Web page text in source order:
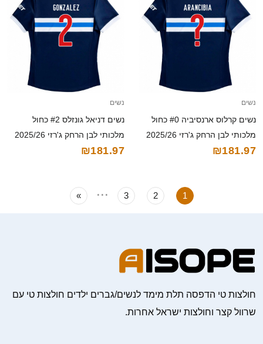
נשים
נשים קרלוס ארנסיביה #0 כחול
מלכותי לבן הרחק ג'רזי 2025/26
חולצה קצרה
₪181.97
נשים
נשים דניאל גונזלס #2 כחול
מלכותי לבן הרחק ג'רזי 2025/26
חולצה קצרה
₪181.97
1
2
3
...
»
חולצות טי הדפסה תלת מימד לנשים/גברים ילדים חולצות טי עם
שרוול קצר וחולצות ישראל אחרות.